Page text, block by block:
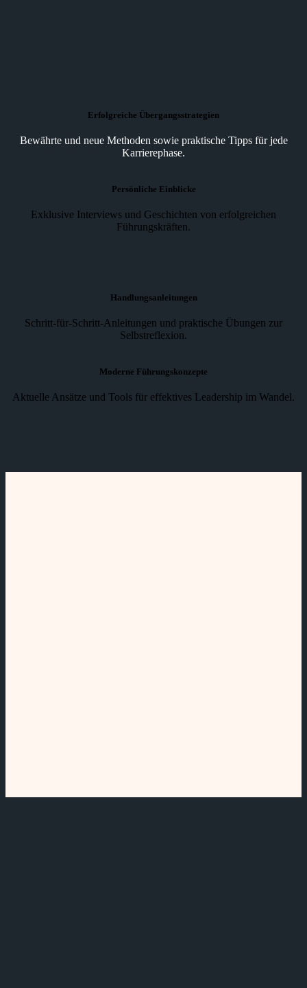
Erfolgreiche Übergangsstrategien
Bewährte und neue Methoden sowie praktische Tipps für jede
Karrierephase.
Persönliche Einblicke
Exklusive Interviews und Geschichten von erfolgreichen
Führungskräften.
Handlungsanleitungen
Schritt-für-Schritt-Anleitungen und praktische Übungen zur
Selbstreflexion.
Moderne Führungskonzepte
Aktuelle Ansätze und Tools für effektives Leadership im Wandel.